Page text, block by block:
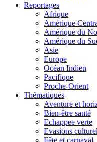
Reportages
Afrique
Amérique
Amérique du
Amérique du
Asie
Europe
Océan Indien
Pacifique
Proche-Orient
Thématiques
Aventure et
Bien-être santé
Echappee verte
Evasions
Fête et carnaval